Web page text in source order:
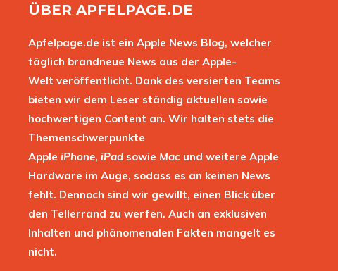
ÜBER APFELPAGE.DE
Apfelpage.de ist ein Apple News Blog, welcher
täglich brandneue News aus der Apple-
Welt veröffentlicht. Dank des versierten Teams
bieten wir dem Leser ständig aktuellen sowie
hochwertigen Content an. Wir halten stets die
Themenschwerpunkte
Apple iPhone, iPad sowie Mac und weitere Apple
Hardware im Auge, sodass es an keinen News
fehlt. Dennoch sind wir gewillt, einen Blick über
den Tellerrand zu werfen. Auch an exklusiven
Inhalten und phänomenalen Fakten mangelt es
nicht.